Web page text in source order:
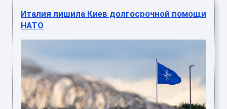
Италия лишила Киев долгосрочной помощи
НАТО